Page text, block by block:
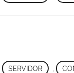
, SERVIDOR ,